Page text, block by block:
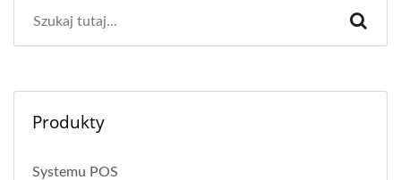
Produkty
Systemu POS